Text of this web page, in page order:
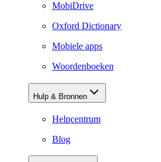
MobiDrive
Oxford Dictionary
Mobiele apps
Woordenboeken
Hulp & Bronnen
Helpcentrum
Blog